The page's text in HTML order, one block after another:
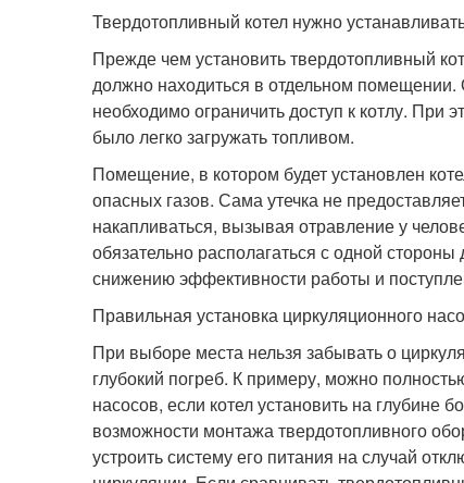
Твердотопливный котел нужно
Прежде чем установить твердотопливный
должно находиться в отдельном
необходимо ограничить доступ к котлу. При
было легко загружать топливом.
Помещение, в котором будет установлен
опасных газов. Сама утечка не
накапливаться, вызывая отравление у
обязательно располагаться с одной
снижению эффективности работы и
Правильная установка циркуляционного
При выборе места нельзя забывать о
глубокий погреб. К примеру, можно
насосов, если котел установить на глубине
возможности монтажа твердотопливного
устроить систему его питания на случай